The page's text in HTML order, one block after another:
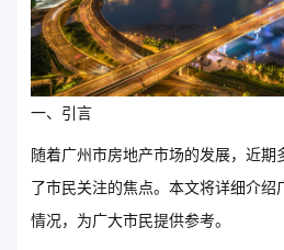
一、引言
随着广州市房地产市场的发展，近期
了市民关注的焦点。本文将详细介
情况，为广大市民提供参考。